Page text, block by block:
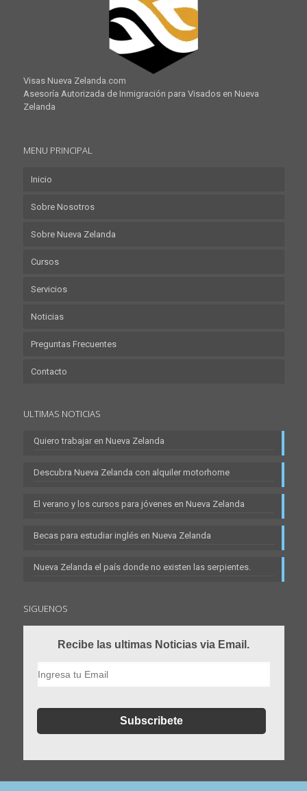
Visas Nueva Zelanda.com
Asesoría Autorizada de Inmigración para Visados en Nueva
Zelanda
MENU PRINCIPAL
Inicio
Sobre Nosotros
Sobre Nueva Zelanda
Cursos
Servicios
Noticias
Preguntas Frecuentes
Contacto
ULTIMAS NOTICIAS
Quiero trabajar en Nueva Zelanda
Descubra Nueva Zelanda con alquiler motorhome
El verano y los cursos para jóvenes en Nueva Zelanda
Becas para estudiar inglés en Nueva Zelanda
Nueva Zelanda el país donde no existen las serpientes.
SIGUENOS
Recibe las ultimas Noticias via Email.